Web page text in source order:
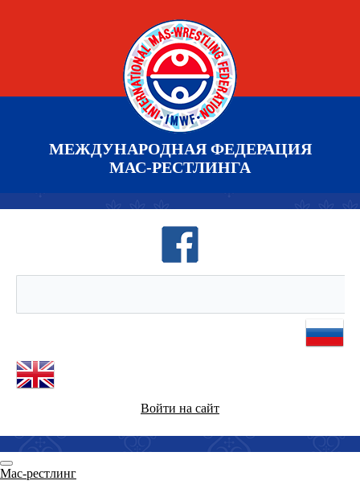
МЕЖДУНАРОДНАЯ ФЕДЕРАЦИЯ
МАС-РЕСТЛИНГА
Войти на сайт
Мас-рестлинг